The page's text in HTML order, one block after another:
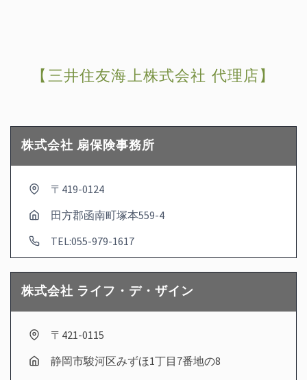
【三井住友海上株式会社 代理店】
株式会社 扇保険事務所
〒419-0124
田方郡函南町塚本559-4
TEL:055-979-1617
株式会社 ライフ・デ・ザイン
〒421-0115
静岡市駿河区みずほ1丁目7番地の8